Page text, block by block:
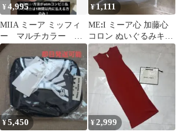
¥4,995
MIIA ミーア ミッフィ
ー マルチカラー バ
ッグチャーム 横浜
POPUP
¥1,111
MEꓽI ミーア心 加藤心
コロン ぬいぐるみキー
ホルダー
¥5,450 ¥2,999